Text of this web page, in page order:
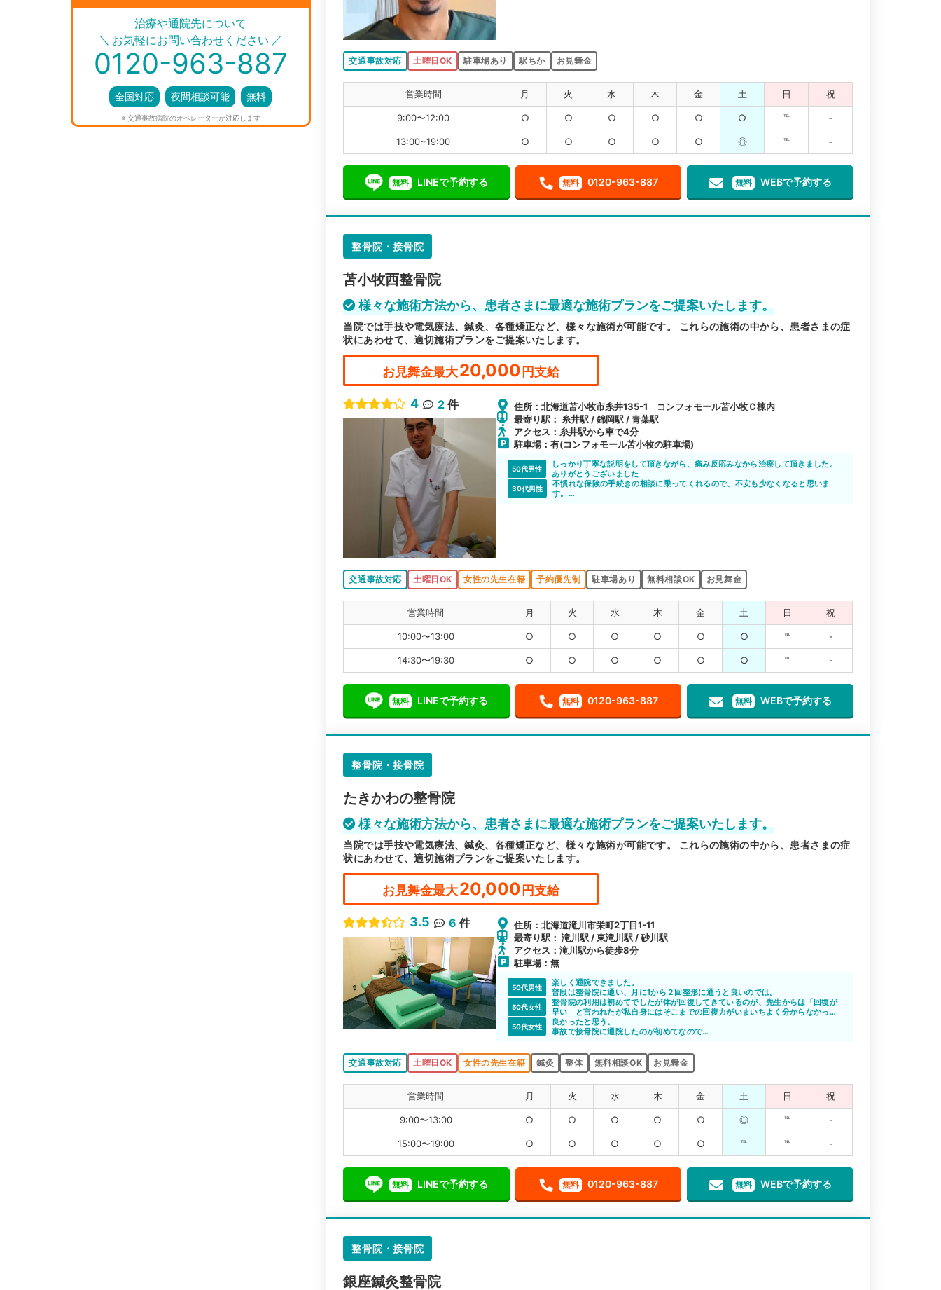
＼ ／
治療や通院先について
お気軽にお問い合わせください
0120-963-887
全国対応 夜間相談可能 無料
※ 交通事故病院のオペレーターが対応します
交通事故対応 土曜日OK 駐車場あり 駅ちか お見舞金
営業時間 月 火 水 木 金 土 日 祝
9:00〜12:00 ○ ○ ○ ○ ○ ○ ℡ -
13:00~19:00 ○ ○ ○ ○ ○ ◎ ℡ -
無料 LINEで予約する 無料 0120-963-887 無料 WEBで予約する
整骨院・接骨院
苫小牧西整骨院
様々な施術方法から、患者さまに最適な施術プランをご提案いたします。
当院では手技や電気療法、鍼灸、各種矯正など、様々な施術が可能です。 これらの施術の中から、患者さまの症
状にあわせて、適切施術プランをご提案いたします。
お見舞金最大20,000 円支給
4 2 件
住所：北海道苫小牧市糸井135-1 コンフォモール苫小牧Ｃ棟内
最寄り駅： 糸井駅 / 錦岡駅 / 青葉駅
アクセス：糸井駅から車で4分
駐車場：有(コンフォモール苫小牧の駐車場)
50代男性
しっかり丁寧な説明をして頂きながら、痛み反応みなから治療して頂きました。
ありがとうございました
30代男性
不慣れな保険の手続きの相談に乗ってくれるので、不安も少なくなると思いま
す。
交通事故対応 土曜日OK 女性の先生在籍 予約優先制 駐車場あり 無料相談OK お見舞金
営業時間 月 火 水 木 金 土 日 祝
10:00〜13:00 ○ ○ ○ ○ ○ ○ ℡ -
14:30〜19:30 ○ ○ ○ ○ ○ ○ ℡ -
無料 LINEで予約する 無料 0120-963-887 無料 WEBで予約する
整骨院・接骨院
たきかわの整骨院
様々な施術方法から、患者さまに最適な施術プランをご提案いたします。
当院では手技や電気療法、鍼灸、各種矯正など、様々な施術が可能です。 これらの施術の中から、患者さまの症
状にあわせて、適切施術プランをご提案いたします。
お見舞金最大20,000 円支給
3.5 6 件
住所：北海道滝川市栄町2丁目1-11
最寄り駅： 滝川駅 / 東滝川駅 / 砂川駅
アクセス：滝川駅から徒歩8分
駐車場：無
50代男性
楽しく通院できました。
普段は整骨院に通い、月に1から２回整形に通うと良いのでは。
50代女性
整骨院の利用は初めてでしたが体が回復してきているのが、先生からは「回復が
早い」と言われたが私自身にはそこまでの回復力がいまいちよく分からなかっ
た。ただ、先生はとても親身に話しを聞いて下さり共感して下さり心が軽くなり
ました。
50代女性
良かったと思う。
事故で接骨院に通院したのが初めてなので
たのはある。
交通事故対応 土曜日OK 女性の先生在籍 鍼灸 整体 無料相談OK お見舞金
営業時間 月 火 水 木 金 土 日 祝
9:00〜13:00 ○ ○ ○ ○ ○ ◎ ℡ -
15:00〜19:00 ○ ○ ○ ○ ○ ℡ ℡ -
無料 LINEで予約する 無料 0120-963-887 無料 WEBで予約する
整骨院・接骨院
銀座鍼灸整骨院